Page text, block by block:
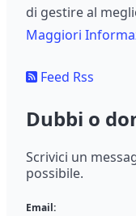
di gestire al
Maggiori
Feed Rss
Dubbi o
Scrivici un
possibile.
Email: